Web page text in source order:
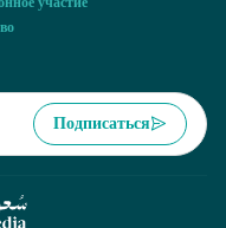
участие
Подписаться